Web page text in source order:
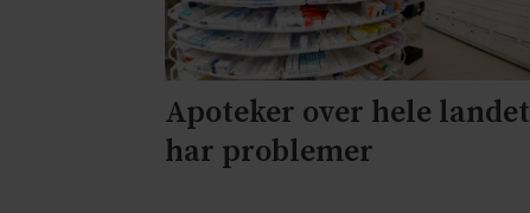
Apoteker over hele landet
har problemer